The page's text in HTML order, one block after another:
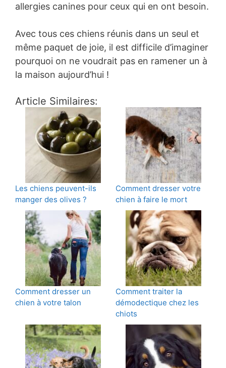
allergies canines pour ceux qui en ont besoin.
Avec tous ces chiens réunis dans un seul et
même paquet de joie, il est difficile d’imaginer
pourquoi on ne voudrait pas en ramener un à
la maison aujourd’hui !
Article Similaires:
Les chiens peuvent-ils
manger des olives ?
Comment dresser votre
chien à faire le mort
Comment dresser un
chien à votre talon
Comment traiter la
démodectique chez les
chiots